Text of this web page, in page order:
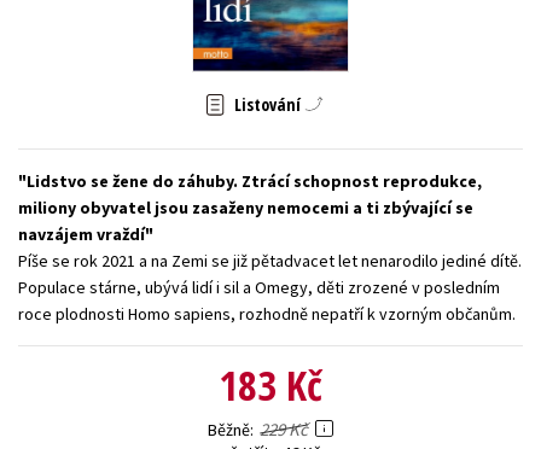
Zahraniční literatura
Všechny tituly
Listování
Lidstvo se žene do záhuby. Ztrácí schopnost reprodukce,
miliony obyvatel jsou zasaženy nemocemi a ti zbývající se
navzájem vraždí
Píše se rok 2021 a na Zemi se již pětadvacet let nenarodilo jediné dítě.
Populace stárne, ubývá lidí i sil a Omegy, děti zrozené v posledním
roce plodnosti Homo sapiens, rozhodně nepatří k vzorným občanům.
183 Kč
Běžně 229 Kč